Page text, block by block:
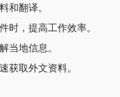
和翻译。
时，提高工作效率。
当地信息。
获取外文资料。